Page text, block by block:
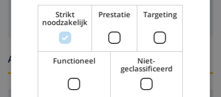
Aankomst- en vertrektijden
Strikt
noodzakelijk
Prestatie Targeting
Functioneel
Niet-
geclassificeerd